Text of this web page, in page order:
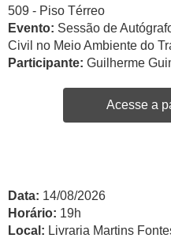
509 - Piso Térreo
Evento: Sessão de
Civil no Meio Ambiente do
Participante: Guilherme
Acesse a
Data: 14/08/2026
Horário: 19h
Local: Livraria Martins